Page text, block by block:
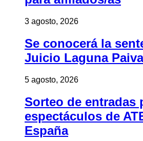
3 agosto, 2026
Se conocerá la
Juicio Laguna
5 agosto, 2026
Sorteo de entradas
espectáculos de
España